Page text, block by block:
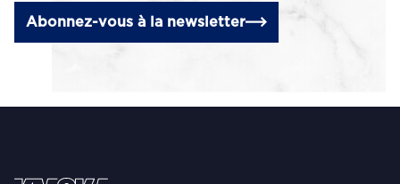
Abonnez-vous à la newsletter